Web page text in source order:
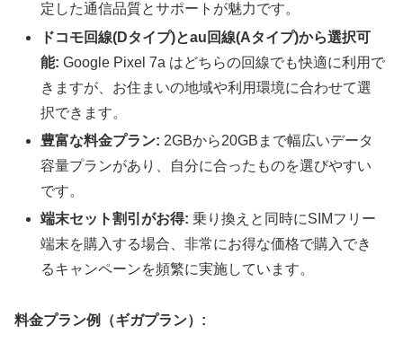
定した通信品質とサポートが魅力です。
ドコモ回線(Dタイプ)とau回線(Aタイプ)から選択可
能: Google Pixel 7a はどちらの回線でも快適に利用で
きますが、お住まいの地域や利用環境に合わせて選
択できます。
豊富な料金プラン: 2GBから20GBまで幅広いデータ
容量プランがあり、自分に合ったものを選びやすい
です。
端末セット割引がお得: 乗り換えと同時にSIMフリー
端末を購入する場合、非常にお得な価格で購入でき
るキャンペーンを頻繁に実施しています。
料金プラン例（ギガプラン）: